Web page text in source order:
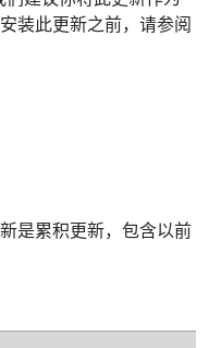
装此更新之前，请参阅
是累积更新，包含以前